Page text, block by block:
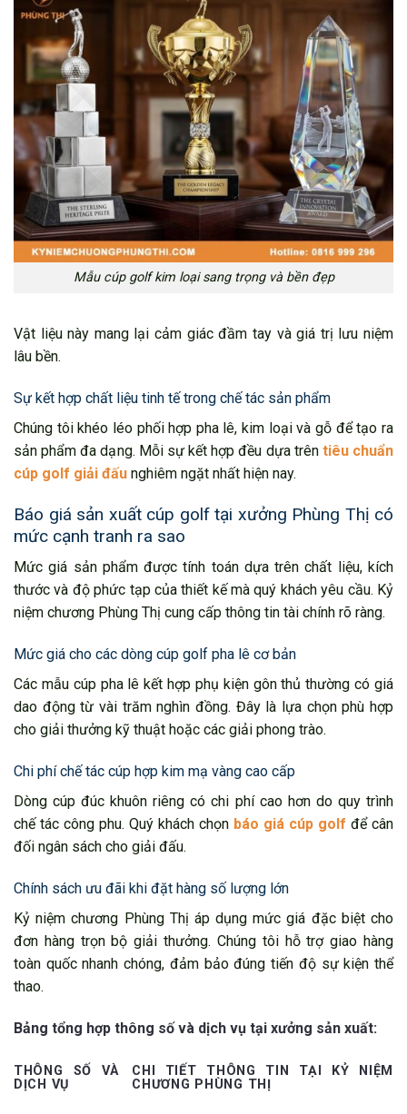
Mẫu cúp golf kim loại sang trọng và bền đẹp
Vật liệu này mang lại cảm giác đầm tay và giá trị lưu niệm
lâu bền.
Sự kết hợp chất liệu tinh tế trong chế tác sản phẩm
Chúng tôi khéo léo phối hợp pha lê, kim loại và gỗ để tạo ra
sản phẩm đa dạng. Mỗi sự kết hợp đều dựa trên tiêu chuẩn
cúp golf giải đấu nghiêm ngặt nhất hiện nay.
Báo giá sản xuất cúp golf tại xưởng Phùng Thị có
mức cạnh tranh ra sao
Mức giá sản phẩm được tính toán dựa trên chất liệu, kích
thước và độ phức tạp của thiết kế mà quý khách yêu cầu. Kỷ
niệm chương Phùng Thị cung cấp thông tin tài chính rõ ràng.
Mức giá cho các dòng cúp golf pha lê cơ bản
Các mẫu cúp pha lê kết hợp phụ kiện gôn thủ thường có giá
dao động từ vài trăm nghìn đồng. Đây là lựa chọn phù hợp
cho giải thưởng kỹ thuật hoặc các giải phong trào.
Chi phí chế tác cúp hợp kim mạ vàng cao cấp
Dòng cúp đúc khuôn riêng có chi phí cao hơn do quy trình
chế tác công phu. Quý khách chọn báo giá cúp golf để cân
đối ngân sách cho giải đấu.
Chính sách ưu đãi khi đặt hàng số lượng lớn
Kỷ niệm chương Phùng Thị áp dụng mức giá đặc biệt cho
đơn hàng trọn bộ giải thưởng. Chúng tôi hỗ trợ giao hàng
toàn quốc nhanh chóng, đảm bảo đúng tiến độ sự kiện thể
thao.
Bảng tổng hợp thông số và dịch vụ tại xưởng sản xuất:
THÔNG SỐ VÀ
DỊCH VỤ
CHI TIẾT THÔNG TIN TẠI KỶ NIỆM
CHƯƠNG PHÙNG THỊ